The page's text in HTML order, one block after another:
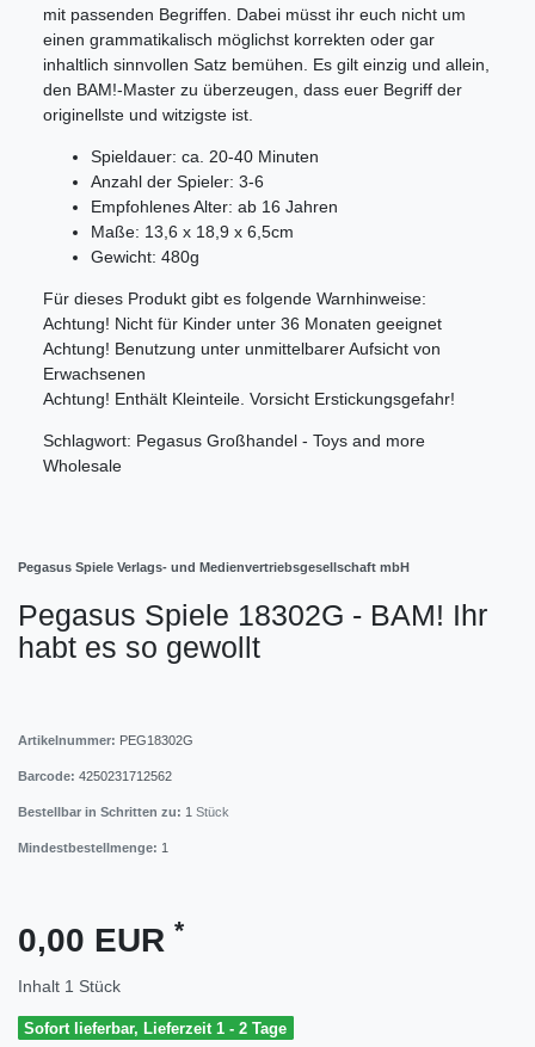
mit passenden Begriffen. Dabei müsst ihr euch nicht um
einen grammatikalisch möglichst korrekten oder gar
inhaltlich sinnvollen Satz bemühen. Es gilt einzig und allein,
den BAM!-Master zu überzeugen, dass euer Begriff der
originellste und witzigste ist.
Spieldauer: ca. 20-40 Minuten
Anzahl der Spieler: 3-6
Empfohlenes Alter: ab 16 Jahren
Maße: 13,6 x 18,9 x 6,5cm
Gewicht: 480g
Für dieses Produkt gibt es folgende Warnhinweise:
Achtung! Nicht für Kinder unter 36 Monaten geeignet
Achtung! Benutzung unter unmittelbarer Aufsicht von
Erwachsenen
Achtung! Enthält Kleinteile. Vorsicht Erstickungsgefahr!
Schlagwort: Pegasus Großhandel - Toys and more
Wholesale
Pegasus Spiele Verlags- und Medienvertriebsgesellschaft mbH
Pegasus Spiele 18302G - BAM! Ihr
habt es so gewollt
Artikelnummer: PEG18302G
Barcode: 4250231712562
Bestellbar in Schritten zu: 1 Stück
Mindestbestellmenge: 1
0,00 EUR *
Inhalt 1 Stück
Sofort lieferbar, Lieferzeit 1 - 2 Tage